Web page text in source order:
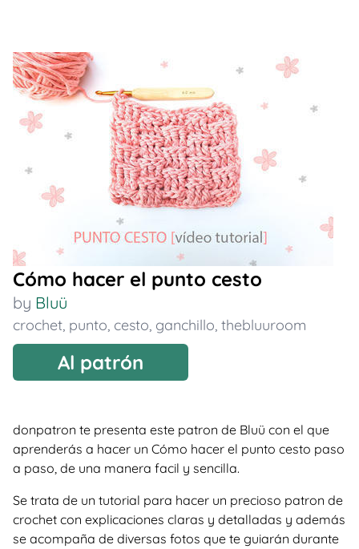
Cómo hacer el punto cesto
by Bluü
crochet, punto, cesto, ganchillo, thebluuroom
Al patrón
donpatron te presenta este patron de Bluü con el que
aprenderás a hacer un Cómo hacer el punto cesto paso
a paso, de una manera facil y sencilla.
Se trata de un tutorial para hacer un precioso patron de
crochet con explicaciones claras y detalladas y además
se acompaña de diversas fotos que te guiarán durante